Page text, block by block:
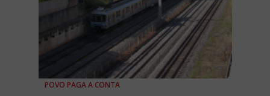
POVO PAGA A CONTA